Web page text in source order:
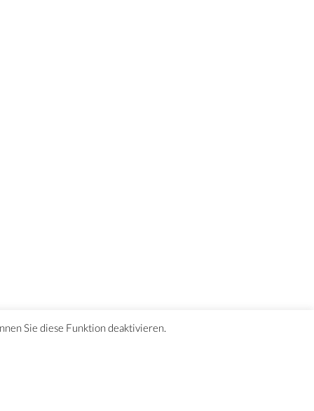
Sie diese Funktion deaktivieren.